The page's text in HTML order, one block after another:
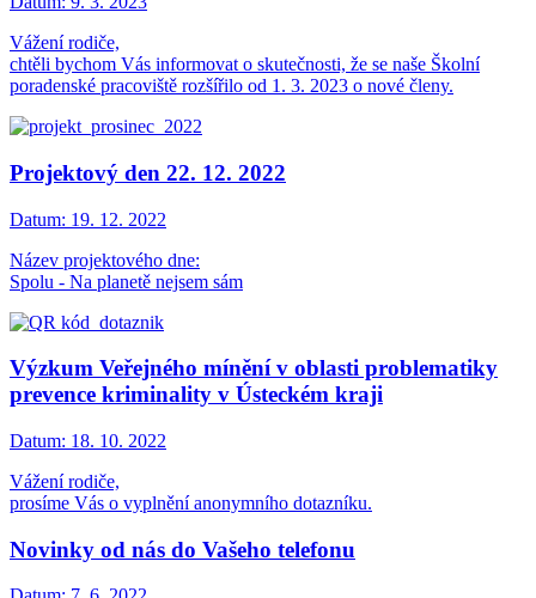
Vážení rodiče,
chtěli bychom Vás informovat o skutečnosti, že se naše Školní
poradenské pracoviště rozšířilo od 1. 3. 2023 o nové členy.
Projektový den 22. 12. 2022
Datum: 19. 12. 2022
Název projektového dne:
Spolu - Na planetě nejsem sám
Výzkum Veřejného mínění v oblasti problematiky
prevence kriminality v Ústeckém kraji
Datum: 18. 10. 2022
Vážení rodiče,
prosíme Vás o vyplnění anonymního dotazníku.
Novinky od nás do Vašeho telefonu